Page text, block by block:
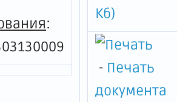
:
Кб)
- Печать
документа